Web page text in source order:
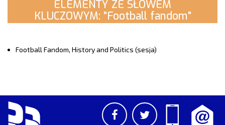
ELEMENTY ZE SŁOWEM
KLUCZOWYM: "Football fandom"
Football Fandom, History and Politics (sesja)